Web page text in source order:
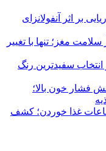
بر اثر آنفولانزای
مغز؛ تنها با تغییر
سفیدترین رنگ
فشار خون بالا؛
غذا خوردن؛ کشف